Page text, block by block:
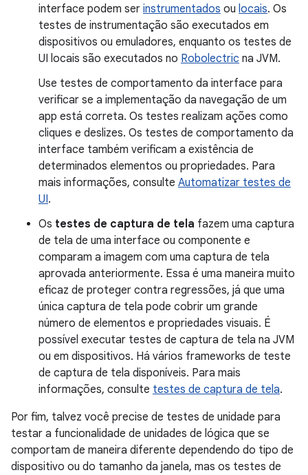
interface podem ser instrumentados ou locais. Os
testes de instrumentação são executados em
dispositivos ou emuladores, enquanto os testes de
UI locais são executados no Robolectric na JVM.
Use testes de comportamento da interface para
verificar se a implementação da navegação de um
app está correta. Os testes realizam ações como
cliques e deslizes. Os testes de comportamento da
interface também verificam a existência de
determinados elementos ou propriedades. Para
mais informações, consulte Automatizar testes de
UI.
Os testes de captura de tela fazem uma captura
de tela de uma interface ou componente e
comparam a imagem com uma captura de tela
aprovada anteriormente. Essa é uma maneira muito
eficaz de proteger contra regressões, já que uma
única captura de tela pode cobrir um grande
número de elementos e propriedades visuais. É
possível executar testes de captura de tela na JVM
ou em dispositivos. Há vários frameworks de teste
de captura de tela disponíveis. Para mais
informações, consulte testes de captura de tela.
Por fim, talvez você precise de testes de unidade para
testar a funcionalidade de unidades de lógica que se
comportam de maneira diferente dependendo do tipo de
dispositivo ou do tamanho da janela, mas os testes de